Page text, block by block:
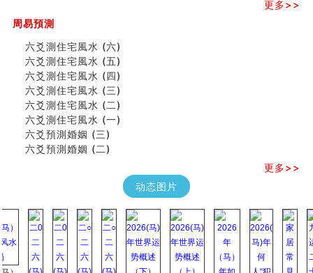
《高岛易断》(四)
吃相与性格及命运
六爻測住宅風水 (六)
民間風水知識九十四條
马斯克八字分析
饭店餐馆风水布局知识
六爻占卜中如何预测官运、事业运？
《高岛易断》(三)
专家点评手上九大桃花线
四柱八字快速直断技法
创业容易成功的6种手相
算命先生都不外传的算命顺口溜
什么是到山到向？上山下水？
六爻算卦：我能面试升职吗？
《高岛易断》(一)
朱德總司命造 (名⼈⼋字淺析九）
更多>>
周易預測
六爻測住宅風水 (六)
六爻測住宅風水 (五)
六爻測住宅風水 (四)
六爻測住宅風水 (三)
六爻測住宅風水 (二)
六爻測住宅風水 (一)
六爻預測婚姻 (三)
六爻預測婚姻 (二)
更多>>
动态图片